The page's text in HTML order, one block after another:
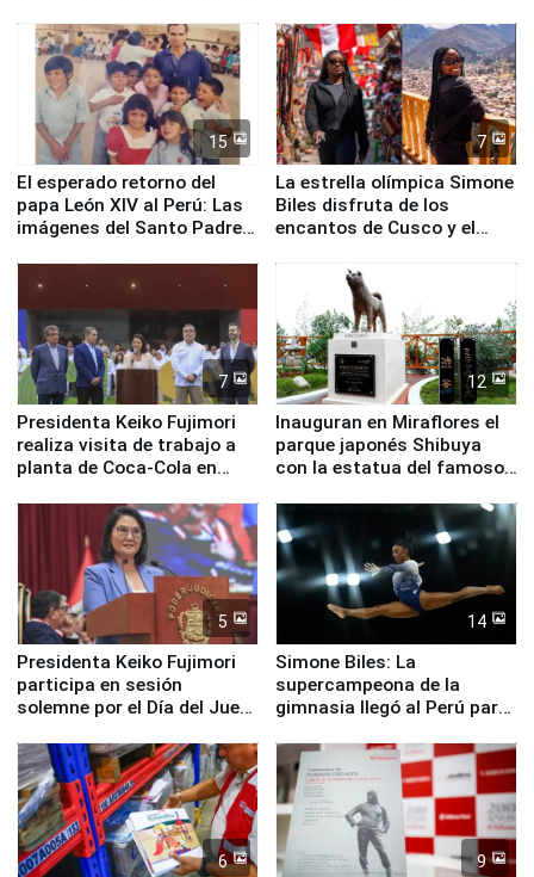
de Chile
15
El esperado retorno del
papa León XIV al Perú: Las
imágenes del Santo Padre
7
La estrella olímpica Simone
Biles disfruta de los
encantos de Cusco y el
7
Presidenta Keiko Fujimori
realiza visita de trabajo a
planta de Coca-Cola en
12
Inauguran en Miraflores el
parque japonés Shibuya
con la estatua del famoso
5
Presidenta Keiko Fujimori
participa en sesión
solemne por el Día del Juez
14
Simone Biles: La
supercampeona de la
gimnasia llegó al Perú para
Panamericanos Lima 2027
6 9